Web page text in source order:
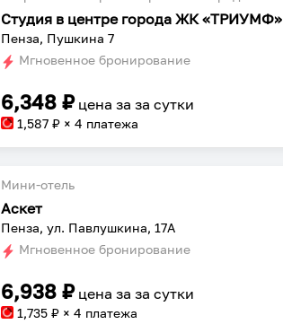
Студия в центре города ЖК «ТРИУМФ»
Пенза, Пушкина 7
Мгновенное бронирование
6,348 ₽ цена заза сутки
1,587 ₽ × 4 платежа
Мини-отель
Аскет
Пенза, ул. Павлушкина, 17А
Мгновенное бронирование
6,938 ₽ цена заза сутки
1,735 ₽ × 4 платежа